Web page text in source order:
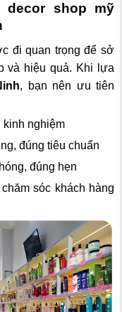
shop mỹ
đi quan trọng để sở
và hiệu quả. Khi lựa
, bạn nên ưu tiên
kinh nghiệm
đúng tiêu chuẩn
đúng hẹn
sóc khách hàng